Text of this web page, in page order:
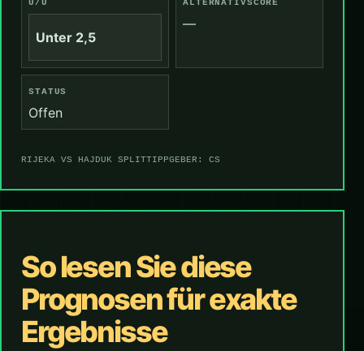
Ü/U
Unter 2,5
ALTERNATIVSCORE
—
STATUS
Offen
RIJEKA VS HAJDUK SPLITTIPPGEBER: CS
So lesen Sie diese
Prognosen für exakte
Ergebnisse